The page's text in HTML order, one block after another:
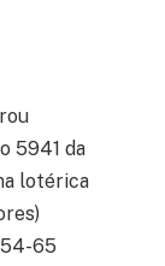
5941 da
lotérica
65